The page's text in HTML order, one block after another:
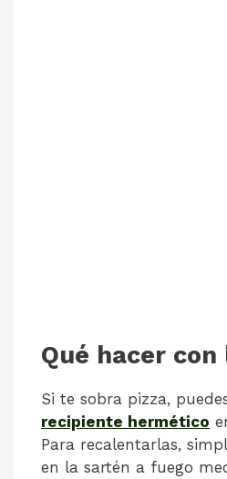
Qué hacer con
Si te sobra pizza,
recipiente hermético
Para recalentarlas,
en la sartén a fuego